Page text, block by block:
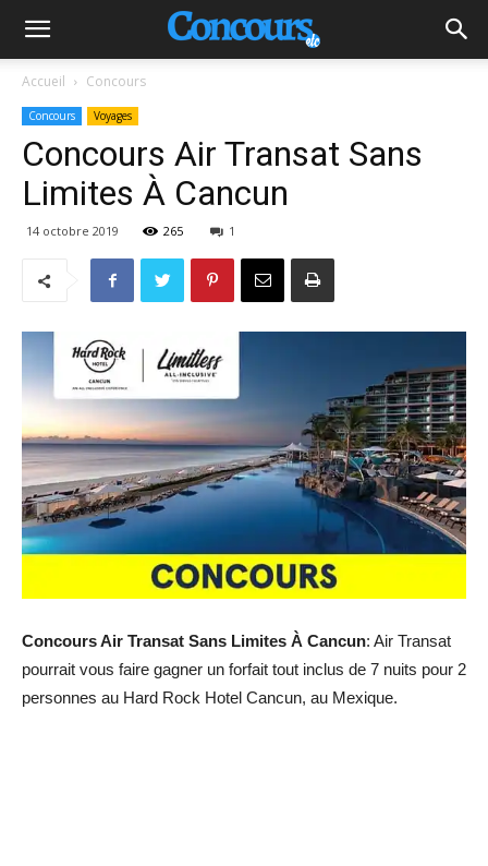
Accueil Concours
Concours Voyages
Concours Air Transat Sans
Limites À Cancun
14 octobre 2019 265 1
Concours Air Transat Sans Limites À Cancun: Air Transat
pourrait vous faire gagner un forfait tout inclus de 7 nuits pour 2
personnes au Hard Rock Hotel Cancun, au Mexique.